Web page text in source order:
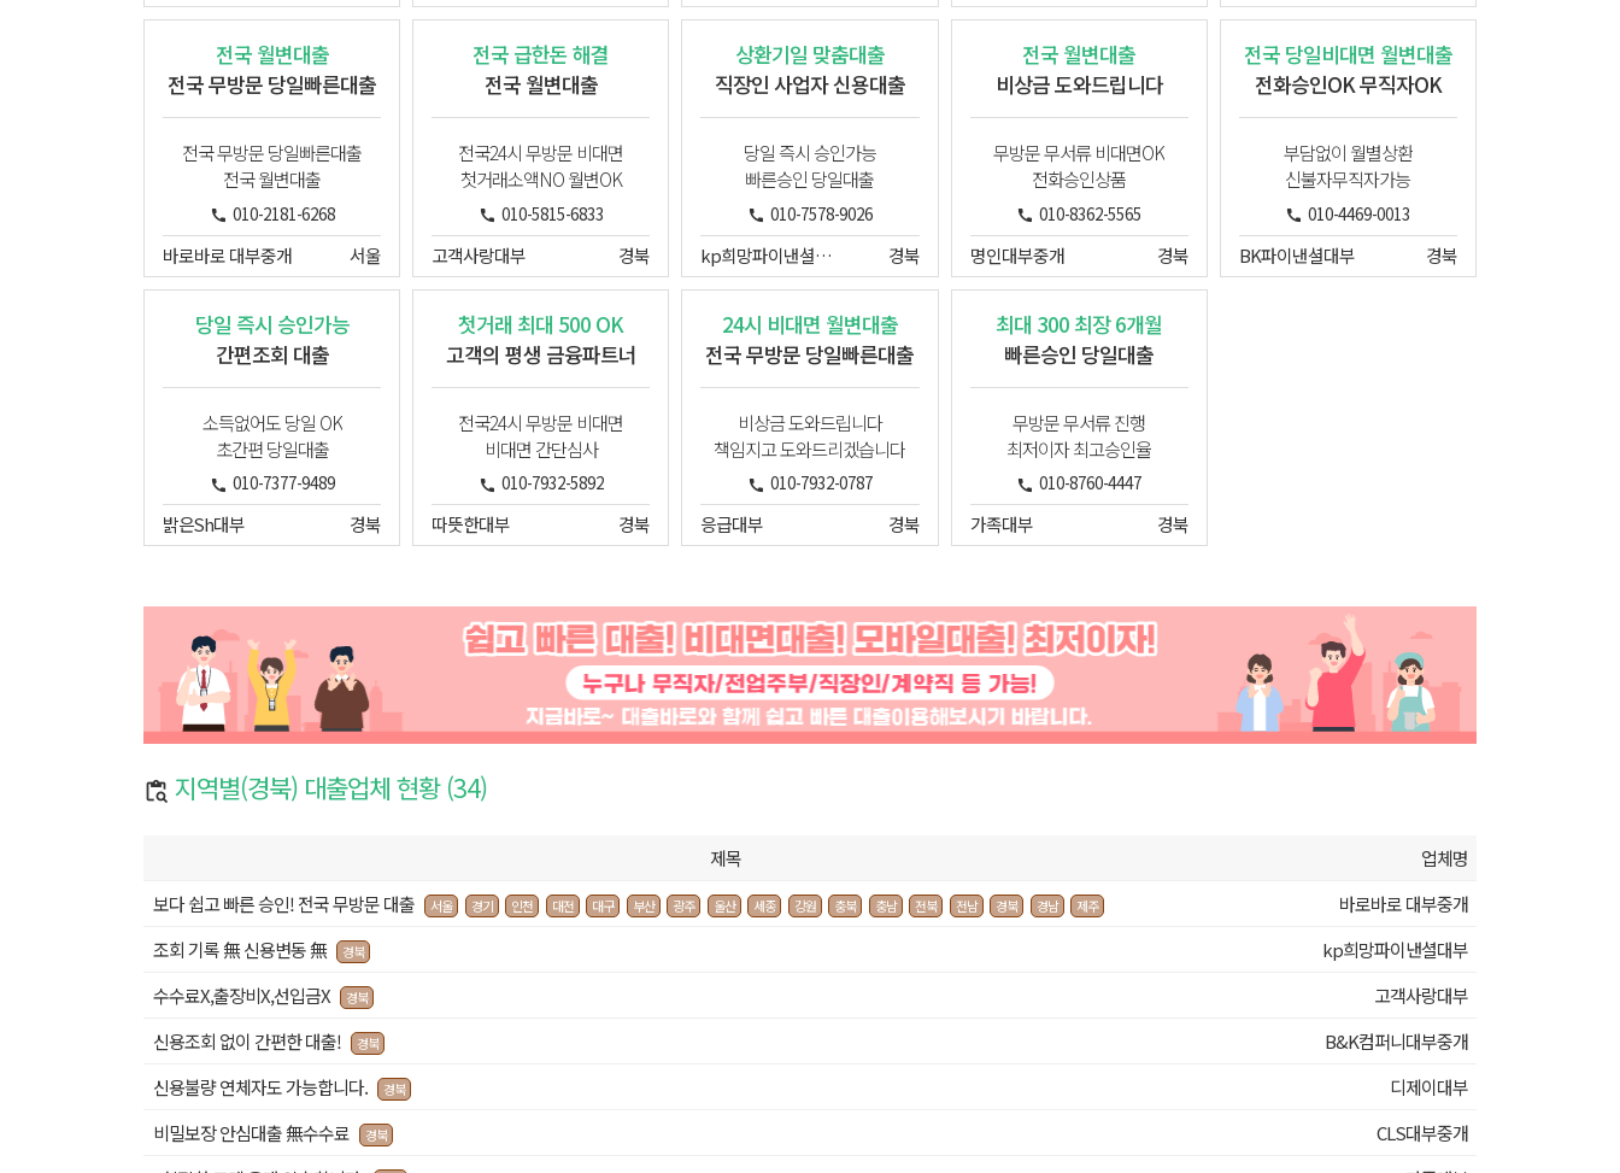
전국 월변대출
전국 무방문 당일빠른대출
전국 무방문 당일빠른대출
전국 월변대출
010-2181-6268
바로바로 대부중개 서울
전국 급한돈 해결
전국 월변대출
전국24시 무방문 비대면
첫거래소액NO 월변OK
010-5815-6833
고객사랑대부 경북
상환기일 맞춤대출
직장인 사업자 신용대출
당일 즉시 승인가능
빠른승인 당일대출
010-7578-9026
kp희망파이낸셜대부 경북
전국 월변대출
비상금 도와드립니다
무방문 무서류 비대면OK
전화승인상품
010-8362-5565
명인대부중개 경북
전국 당일비대면 월변대출
전화승인OK 무직자OK
부담없이 월별상환
신불자무직자가능
010-4469-0013
BK파이낸셜대부 경북
당일 즉시 승인가능
간편조회 대출
소득없어도 당일 OK
초간편 당일대출
010-7377-9489
밝은Sh대부 경북
첫거래 최대 500 OK
고객의 평생 금융파트너
전국24시 무방문 비대면
비대면 간단심사
010-7932-5892
따뜻한대부 경북
24시 비대면 월변대출
전국 무방문 당일빠른대출
비상금 도와드립니다
책임지고 도와드리겠습니다
010-7932-0787
응급대부 경북
최대 300 최장 6개월
빠른승인 당일대출
무방문 무서류 진행
최저이자 최고승인율
010-8760-4447
가족대부 경북
지역별(경북) 대출업체 현황 (34)
제목
업체명
보다 쉽고 빠른 승인! 전국 무방문 대출
서울 경기 인천 대전 대구 부산 광주 울산 세종 강원 충북 충남 전북 전남 경북 경남 제주
바로바로 대부중개
조회 기록 無 신용변동 無
경북
kp희망파이낸셜대부
수수료X,출장비X,선입금X
경북
고객사랑대부
신용조회 없이 간편한 대출!
경북
B&K컴퍼니대부중개
신용불량 연체자도 가능합니다.
경북
디제이대부
비밀보장 안심대출 無수수료
경북
CLS대부중개